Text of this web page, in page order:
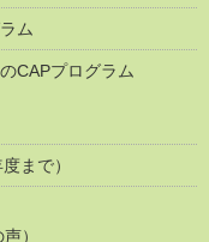
ム
CAPプログラム
まで）
）